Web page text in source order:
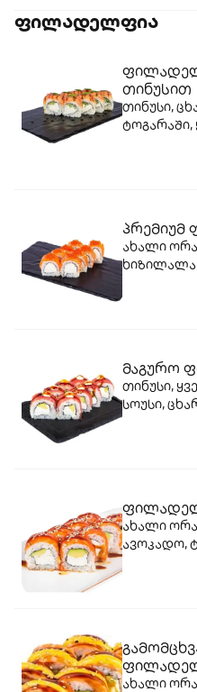
ფილადელფია
თინუსით
თინუსი,
ტოგარაში,
ახალი
ხიზილალა,
მაგურო
თინუსი,
სოუსი,
ახალი
ავოკადო,
ახალი